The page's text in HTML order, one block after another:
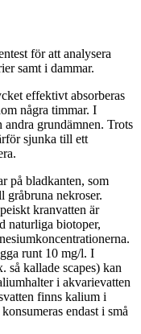
för att analysera
samt i dammar.
effektivt absorberas
några timmar. I
grundämnen. Trots
sjunka till ett
på bladkanten, som
gråbruna nekroser.
kranvatten är
naturliga biotoper,
runt 10 mg/l. I
så kallade scapes) kan
i akvarievatten
finns kalium i
endast i små